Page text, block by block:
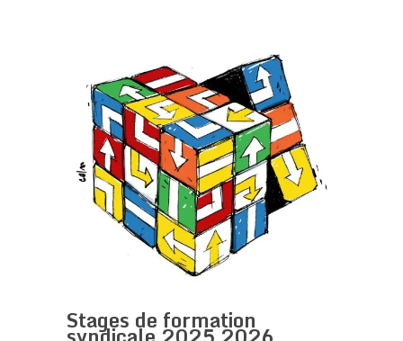
Stages de formation